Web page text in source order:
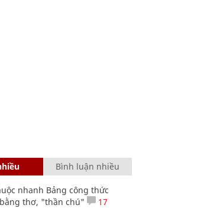
Bình luận nhiều
nhanh Bảng công thức
thơ, "thần chú"
17